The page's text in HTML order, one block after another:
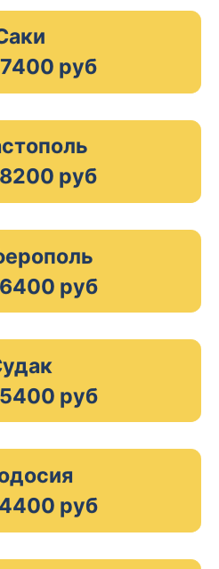
руб
руб
руб
руб
руб